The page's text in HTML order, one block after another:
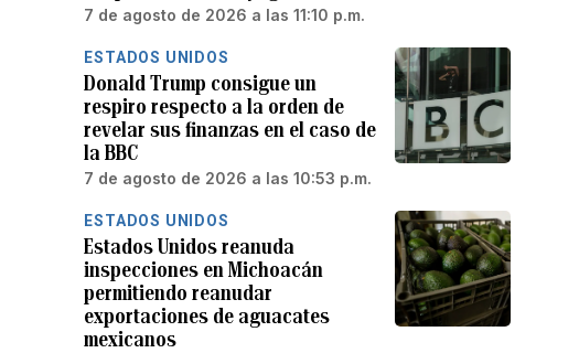
7 de agosto de 2026 a las 11:10 p.m.
ESTADOS UNIDOS
Donald Trump consigue un
respiro respecto a la orden de
revelar sus finanzas en el caso de
la BBC
7 de agosto de 2026 a las 10:53 p.m.
ESTADOS UNIDOS
Estados Unidos reanuda
inspecciones en Michoacán
permitiendo reanudar
exportaciones de aguacates
mexicanos